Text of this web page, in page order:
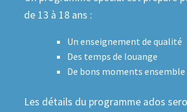
de 13 à 18 ans :
Un enseignement de qualité
Des temps de louange
De bons moments ensemble
Les détails du programme ados